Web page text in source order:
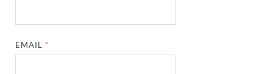
EMAIL *